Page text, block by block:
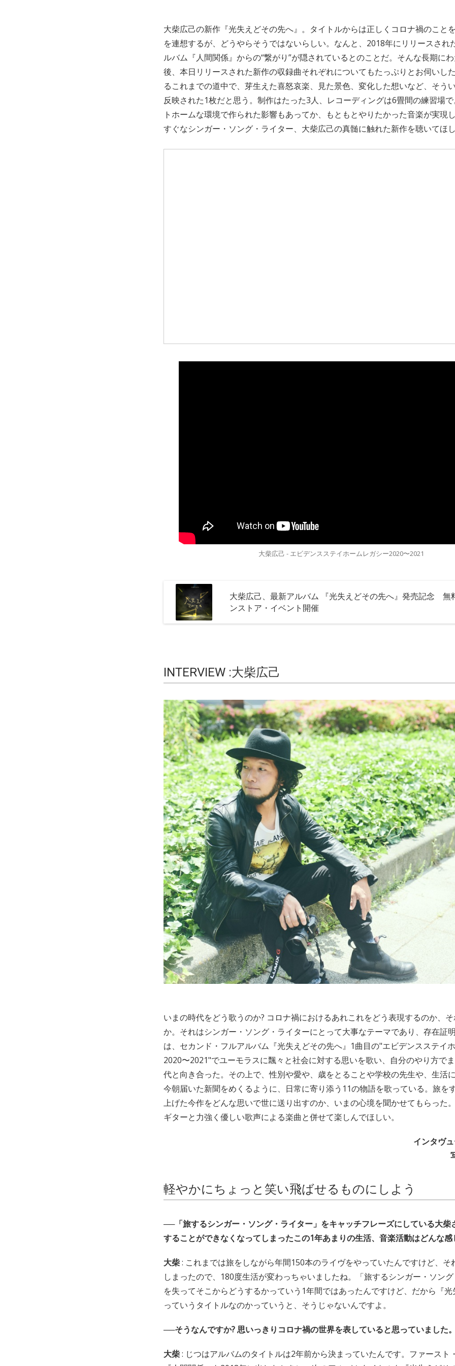
大柴広己の新作『光失えどその先へ』。タイトルからは正しくコロナ禍のこと
を連想するが、どうやらそうではないらしい。なんと、2018年にリリースされ
ルバム『人間関係』からの“繋がり”が隠されているとのことだ。そんな長期に
後、本日リリースされた新作の収録曲それぞれについてもたっぷりとお伺いし
るこれまでの道中で、芽生えた喜怒哀楽、見た景色、変化した想いなど、そう
反映された1枚だと思う。制作はたった3人、レコーディングは6畳間の練習場
トホームな環境で作られた影響もあってか、もともとやりたかった音楽が実現
すぐなシンガー・ソング・ライター、大柴広己の真髄に触れた新作を聴いてほし
大柴広己 - エビデンスステイホームレガシー2020〜2021
大柴広己、最新アルバム 『光失えどその先へ』発売記念 無
ンストア・イベント開催
INTERVIEW :⼤柴広⼰
いまの時代をどう歌うのか? コロナ禍におけるあれこれをどう表現するのか、
か。それはシンガー・ソング・ライターにとって大事なテーマであり、存在証
は、セカンド・フルアルバム『光失えどその先へ』1曲目の"エビデンスステイ
2020〜2021"でユーモラスに飄々と社会に対する思いを歌い、自分のやり方で
代と向き合った。その上で、性別や愛や、歳をとることや学校の先生や、生活
今朝届いた新聞をめくるように、日常に寄り添う11の物語を歌っている。旅を
上げた今作をどんな思いで世に送り出すのか、いまの心境を聞かせてもらった
ギターと力強く優しい歌声による楽曲と併せて楽しんでほしい。
インタヴ
軽やかにちょっと笑い飛ばせるものにしよう
──「旅するシンガー・ソング・ライター」をキャッチフレーズにしている大柴
することができなくなってしまったこの1年あまりの生活、音楽活動はどんな感
大柴: これまでは旅をしながら年間150本のライヴをやっていたんですけど、そ
しまったので、180度生活が変わっちゃいましたね。「旅するシンガー・ソン
を失ってそこからどうするかっていう1年間ではあったんですけど、だから『光
っていうタイトルなのかっていうと、そうじゃないんですよ。
──そうなんですか? 思いっきりコロナ禍の世界を表していると思っていました。
大柴: じつはアルバムのタイトルは2年前から決まっていたんです。ファースト